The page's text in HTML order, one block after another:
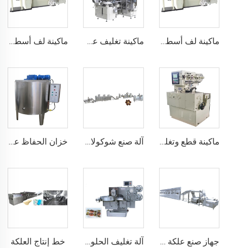
ماكينة لف أسطوانات الحلوى ماكينة تغليف عصي الحلوى الجاهزة ماكينة لف أسطوانات الحلوى
ماكينة قطع وتغليف الحلوى آلة صنع شوكولاتة Maltesers خزان الحفاظ على دفء الشوكولاتة
جهاز صنع علكة الفقاعات الملفوفة آلة تغليف الحلوى بلف مزدوج خط إنتاج العلكة